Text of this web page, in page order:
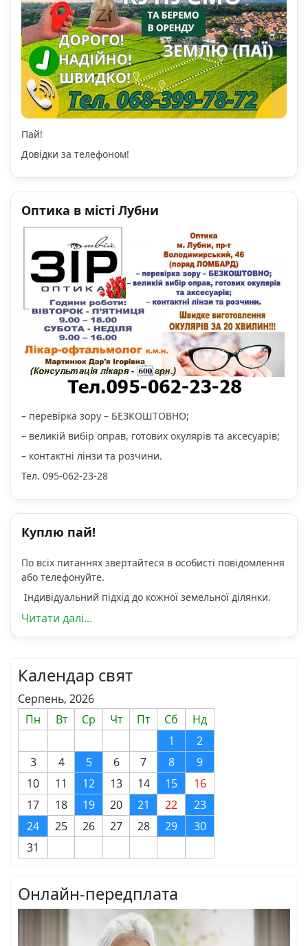
Пай!
Довідки за телефоном!
Оптика в місті Лубни
– перевірка зору – БЕЗКОШТОВНО;
– великій вибір оправ, готових окулярів та аксесуарів;
– контактні лінзи та розчини.
Тел. 095-062-23-28
Куплю пай!
По всіх питаннях звертайтеся в особисті повідомлення
або телефонуйте.
Індивідуальний підхід до кожної земельної ділянки.
Читати далі...
Календар свят
Серпень, 2026
Пн
Вт Ср Чт Пт Сб
Нд
1
2
3
4 5 6 7 8
9
10
11 12 13 14 15
16
17
18 19 20 21 22
23
24
25 26 27 28 29
30
31
Онлайн-передплата